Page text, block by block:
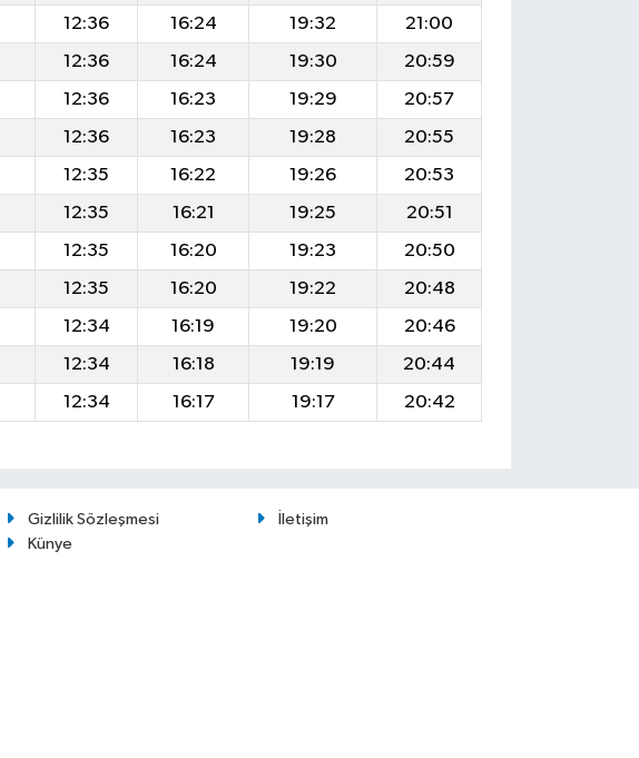
12:36 16:24 19:32
21:00
12:36 16:24 19:30
20:59
12:36 16:23 19:29
20:57
12:36 16:23 19:28
20:55
12:35 16:22 19:26
20:53
12:35 16:21 19:25
20:51
12:35 16:20 19:23
20:50
12:35 16:20 19:22
20:48
12:34 16:19 19:20
20:46
12:34 16:18 19:19
20:44
12:34 16:17 19:17 20:42
Gizlilik Sözleşmesi
İletişim
Künye